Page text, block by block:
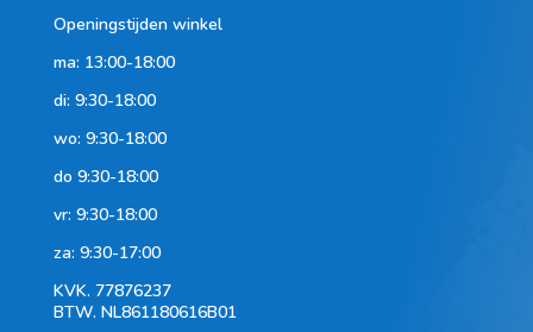
Openingstijden winkel
ma: 13:00-18:00
di: 9:30-18:00
wo: 9:30-18:00
do 9:30-18:00
vr: 9:30-18:00
za: 9:30-17:00
KVK. 77876237
BTW. NL861180616B01